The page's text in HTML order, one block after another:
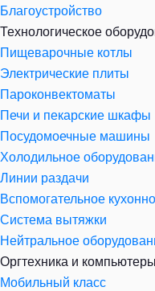
Благоустройство
Технологическое
Пищеварочные котлы
Электрические плиты
Пароконвектоматы
Печи и пекарские шкафы
Посудомоечные машины
Холодильное
Линии раздачи
Вспомогательное
Система вытяжки
Нейтральное
Оргтехника и компьютеры
Мобильный класс